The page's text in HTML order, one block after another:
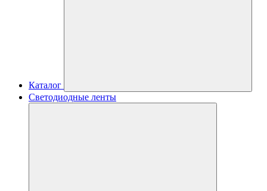
Каталог
Светодиодные ленты